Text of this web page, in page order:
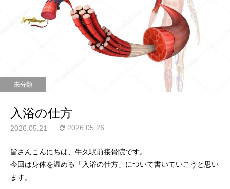
骨盤矯正
未分類
入浴の仕方
2026.05.21 2026.05.26
皆さんこんにちは、牛久駅前接骨院です。
今回は身体を温める「入浴の仕方」について書いていこうと思い
ます。